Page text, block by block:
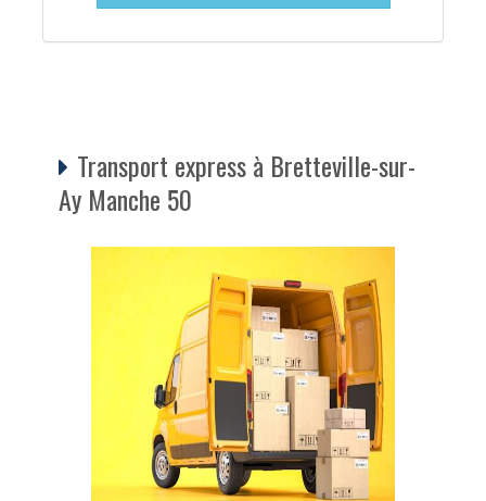
Transport express à Bretteville-sur-
Ay Manche 50